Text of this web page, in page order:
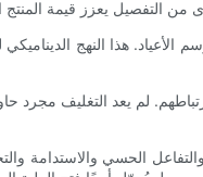
هذا النهج
لم يعد التغليف مجرد
الحسي والاستدامة